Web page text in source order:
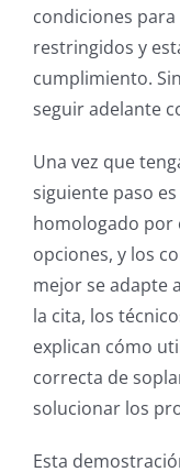
condiciones
restringidos y
cumplimiento.
seguir adelante
Una vez que
siguiente paso
homologado por
opciones, y los
mejor se adapte
la cita, los
explican cómo
correcta de
solucionar los
Esta